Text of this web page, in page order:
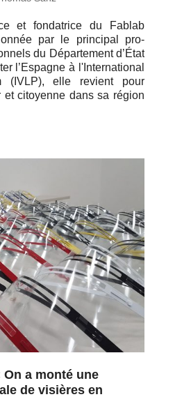
et fon­da­trice du Fablab
par le prin­ci­pal pro­
du Dé­par­te­ment d’État
l’Es­pagne à l'In­ter­na­tio­nal
(IVLP), elle revient pour
et ci­toyenne dans sa région
On a monté une
de visières en